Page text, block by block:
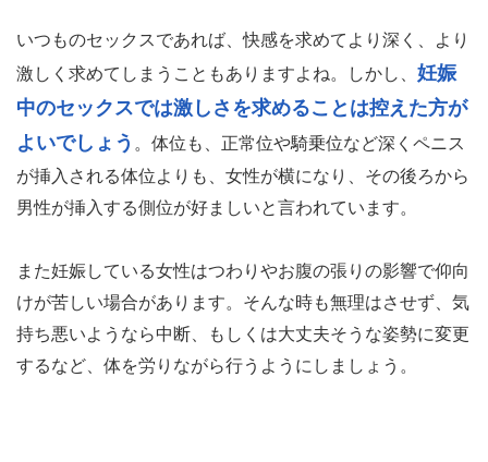
いつものセックスであれば、快感を求めてより深く、より
激しく求めてしまうこともありますよね。しかし、 妊娠
中のセックスでは激しさを求めることは控えた方が
よいでしょう 。体位も、正常位や騎乗位など深くペニス
が挿入される体位よりも、女性が横になり、その後ろから
男性が挿入する側位が好ましいと言われています。
また妊娠している女性はつわりやお腹の張りの影響で仰向
けが苦しい場合があります。そんな時も無理はさせず、気
持ち悪いようなら中断、もしくは大丈夫そうな姿勢に変更
するなど、体を労りながら行うようにしましょう。